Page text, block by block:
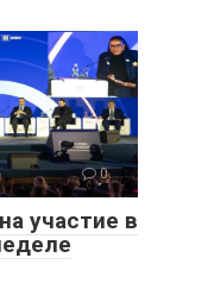
0
участие в